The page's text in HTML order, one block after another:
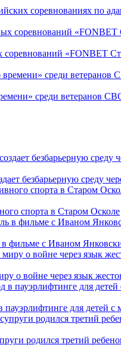
соревнованиях по
соревнований «FONBET
среди ветеранов
безбарьерную среду
спорта в Старом Осколе
в фильме с Иваном
о войне через язык
для детей с
родился третий